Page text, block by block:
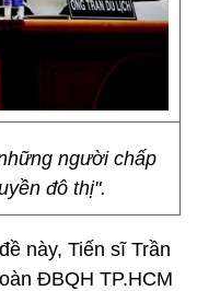
người chấp
đô thị".
này, Tiến sĩ Trần
ĐBQH TP.HCM